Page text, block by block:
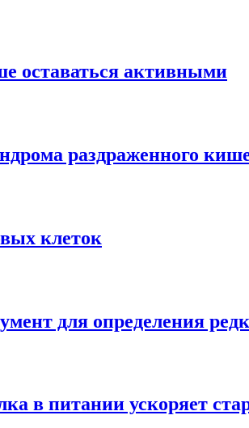
оставаться активными
раздраженного
клеток
для определения
в питании ускоряет